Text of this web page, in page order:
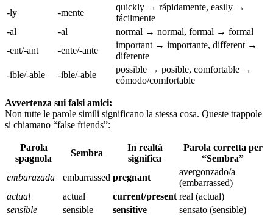
-ly
-mente
quickly → rápidamente, easily →
fácilmente
-al
-al
normal → normal, formal → formal
-ent/-ant
-ente/-ante
important → importante, different →
diferente
-ible/-able
-ible/-able
possible → posible, comfortable →
cómodo/comfortable
Avvertenza sui falsi amici:
Non tutte le parole simili significano la stessa cosa. Queste trappole
si chiamano “false friends”:
Parola
spagnola
Sembra
In realtà
significa
Parola corretta per
“Sembra”
embarazada
embarrassed pregnant
avergonzado/a
(embarrassed)
actual
actual current/present real (actual)
sensible
sensible sensitive
sensato (sensible)